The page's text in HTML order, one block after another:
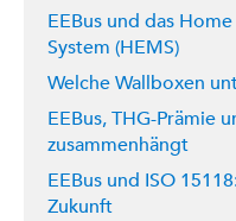
EEBus und das
System (HEMS)
Welche Wallboxen
EEBus, THG-Prämie
zusammenhängt
EEBus und ISO
Zukunft